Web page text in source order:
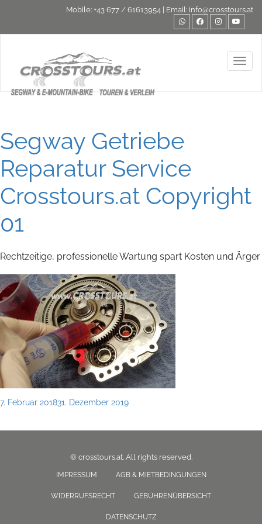
Mobile: +43 677 / 61613954 | Email: info@crosstours.at
Segway Getriebe
Reparatur Service
Crosstours.at Copyright
01
Rechtzeitige, professionelle Wartung spart Kosten und Ärger
Posted
7. Februar 201831. Dezember 2019
© crosstours.at. All rights reserved.
IMPRESSUM AGB & MIETBEDINGUNGEN
WIDERRUFSRECHT GEBÜHRENÜBERSICHT
DATENSCHUTZ